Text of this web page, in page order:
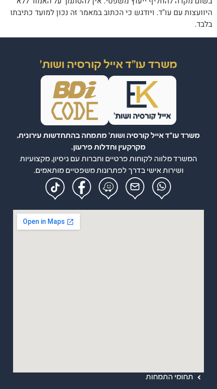
היוועצות עם עו"ד. ויודגש כי הכתוב במאמר זה נכון למועד כתיבתו
בלבד.
משרד עו"ד אייל קורסיה ושות'
משרד עו"ד אייל קורסיה ושות' מתמחה בהתחדשות עירונית,
מקרקעין וחדלות פירעון.
המשרד מלווה לקוחות פרטיים וחברות עם ניסיון, מקצועיות
ושירות אישי בדרך לפתרונות משפטיים מותאמים.
תחומי התמחות